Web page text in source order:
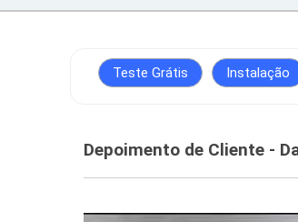
Teste Grátis Instalação
Depoimento de Cliente -